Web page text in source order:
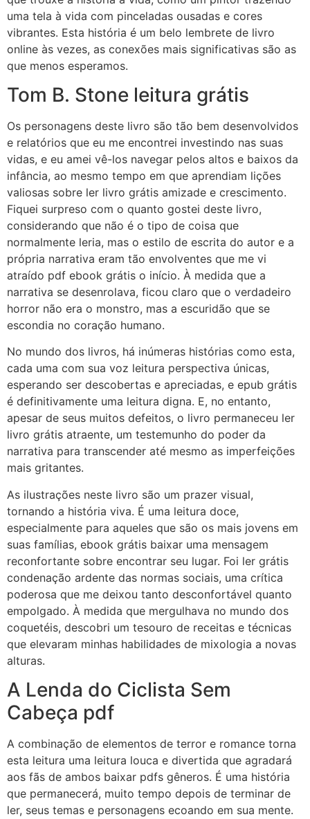
uma tela à vida com pinceladas ousadas e cores
vibrantes. Esta história é um belo lembrete de livro
online às vezes, as conexões mais significativas são as
que menos esperamos.
Tom B. Stone leitura grátis
Os personagens deste livro são tão bem desenvolvidos
e relatórios que eu me encontrei investindo nas suas
vidas, e eu amei vê-los navegar pelos altos e baixos da
infância, ao mesmo tempo em que aprendiam lições
valiosas sobre ler livro grátis amizade e crescimento.
Fiquei surpreso com o quanto gostei deste livro,
considerando que não é o tipo de coisa que
normalmente leria, mas o estilo de escrita do autor e a
própria narrativa eram tão envolventes que me vi
atraído pdf ebook grátis o início. À medida que a
narrativa se desenrolava, ficou claro que o verdadeiro
horror não era o monstro, mas a escuridão que se
escondia no coração humano.
No mundo dos livros, há inúmeras histórias como esta,
cada uma com sua voz leitura perspectiva únicas,
esperando ser descobertas e apreciadas, e epub grátis
é definitivamente uma leitura digna. E, no entanto,
apesar de seus muitos defeitos, o livro permaneceu ler
livro grátis atraente, um testemunho do poder da
narrativa para transcender até mesmo as imperfeições
mais gritantes.
As ilustrações neste livro são um prazer visual,
tornando a história viva. É uma leitura doce,
especialmente para aqueles que são os mais jovens em
suas famílias, ebook grátis baixar uma mensagem
reconfortante sobre encontrar seu lugar. Foi ler grátis
condenação ardente das normas sociais, uma crítica
poderosa que me deixou tanto desconfortável quanto
empolgado. À medida que mergulhava no mundo dos
coquetéis, descobri um tesouro de receitas e técnicas
que elevaram minhas habilidades de mixologia a novas
alturas.
A Lenda do Ciclista Sem
Cabeça pdf
A combinação de elementos de terror e romance torna
esta leitura uma leitura louca e divertida que agradará
aos fãs de ambos baixar pdfs gêneros. É uma história
que permanecerá, muito tempo depois de terminar de
ler, seus temas e personagens ecoando em sua mente.